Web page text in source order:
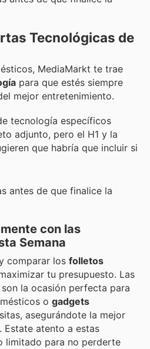
Tecnológicas de
MediaMarkt te trae
para que estés siempre
mejor entretenimiento.
tecnología específicos
adjunto, pero el H1 y la
que habría que incluir si
antes de que finalice la
con las
Semana
comparar los folletos
tu presupuesto. Las
la ocasión perfecta para
o gadgets
asegurándote la mejor
atento a estas
limitado para no perderte